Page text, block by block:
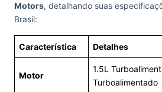
Motors, detalhando suas
Brasil:
Característica Detalhes
Motor
1.5L
Turboalimentado